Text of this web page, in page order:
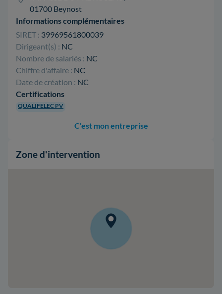
01700 Beynost
Informations complémentaires
SIRET : 39969561800039
Dirigeant(s) : NC
Nombre de salariés : NC
Chiffre d'affaire : NC
Date de création : NC
Certifications
QUALIFELEC PV
C'est mon entreprise
Zone d'intervention